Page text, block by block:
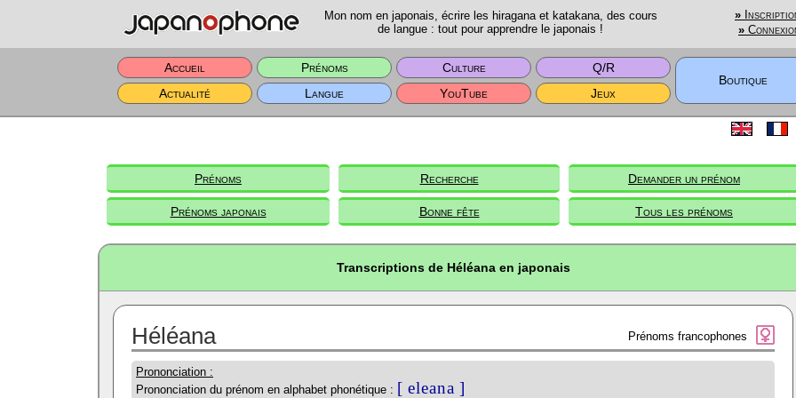
Mon nom en japonais, écrire les hiragana et katakana, des cours
de langue : tout pour apprendre le japonais !
»
»
Accueil Prénoms Culture
Q/R
Boutique
Actualité
Langue YouTube Jeux
Prénoms Recherche Demander un prénom
Prénoms japonais Bonne fête Tous les prénoms
Transcriptions de Héléana en japonais
Héléana Prénoms francophones
Prononciation :
Prononciation du prénom en alphabet phonétique : [ eleana ]